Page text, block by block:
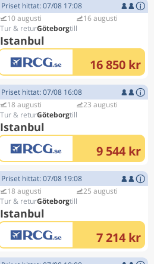
Priset hittat: 07/08 17:08
10 augusti
Göteborg
Istanbul
16 augusti
16 850 kr
Priset hittat: 07/08 16:08
18 augusti
Göteborg
Istanbul
23 augusti
9 544 kr
Priset hittat: 07/08 19:08
18 augusti
Göteborg
Istanbul
25 augusti
7 214 kr